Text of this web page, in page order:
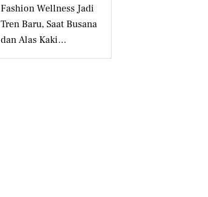
Fashion Wellness Jadi
Tren Baru, Saat Busana
dan Alas Kaki
Membantu Mood Lebih